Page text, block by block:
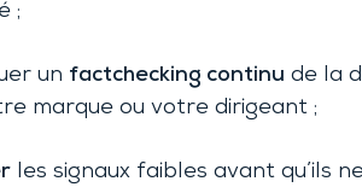
;
un factchecking continu de la
marque ou votre dirigeant ;
les signaux faibles avant qu’ils